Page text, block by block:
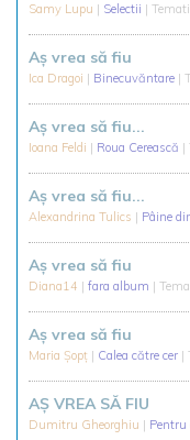
Samy Lupu | Selectii |
Aş vrea să fiu
Ica Dragoi | Binecuvăntare |
Aș vrea să fiu...
Ioana Feldi | Roua Cerească |
Aș vrea să fiu...
Alexandrina Tulics | Pâine
Aș vrea să fiu
Diana14 | fara album |
Aș vrea să fiu
Maria Șopț | Calea către cer |
AȘ VREA SĂ FIU
Dumitru Gheorghiu | Pentru